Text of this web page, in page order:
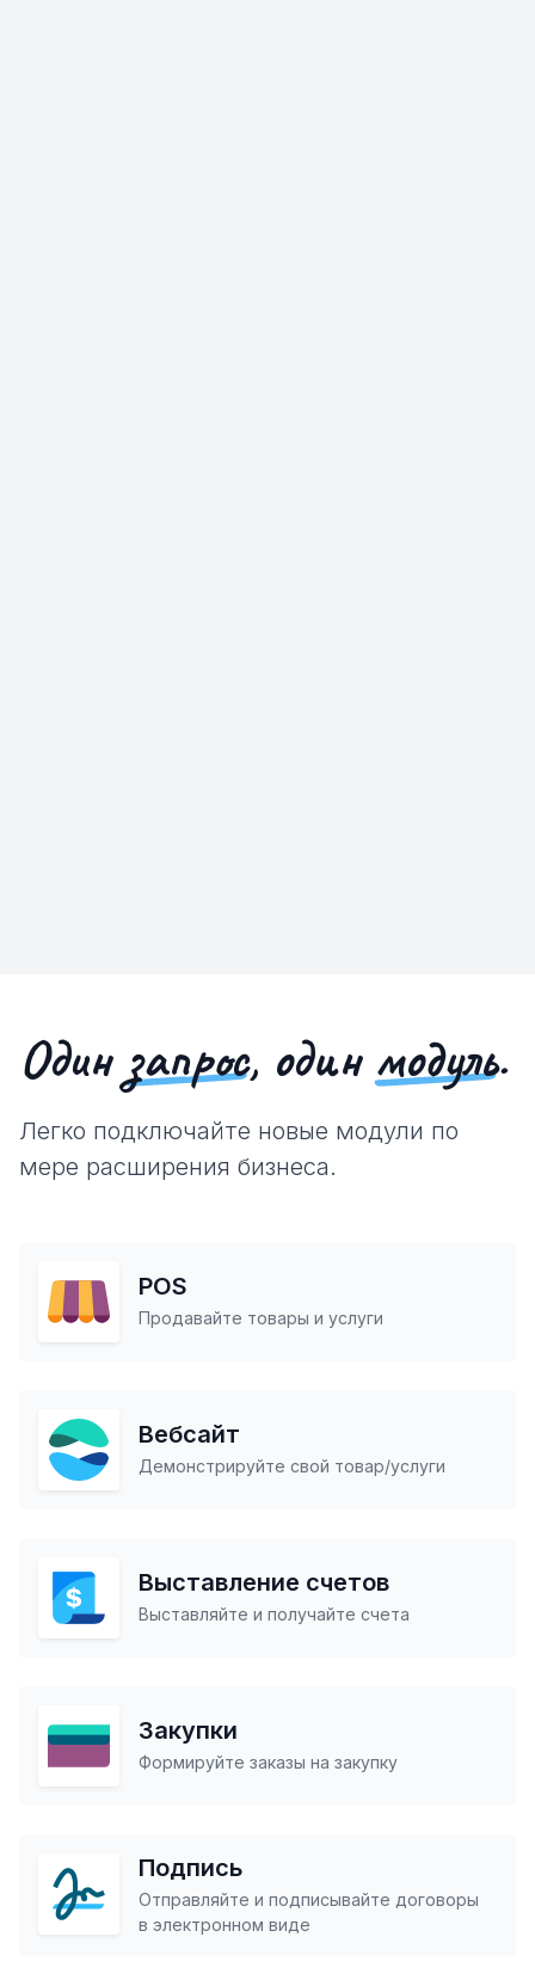
Один запрос, один модуль.
Легко подключайте новые модули по
мере расширения бизнеса.
POS
Продавайте товары и услуги
Вебсайт
Демонстрируйте свой товар/услуги
Выставление счетов
Выставляйте и получайте счета
Закупки
Формируйте заказы на закупку
Подпись
Отправляйте и подписывайте договоры
в электронном виде